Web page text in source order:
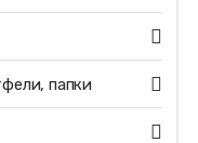
папки